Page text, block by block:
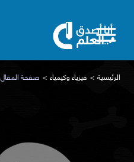
الرئيسية فيزياء وكيمياء صفحة المقال